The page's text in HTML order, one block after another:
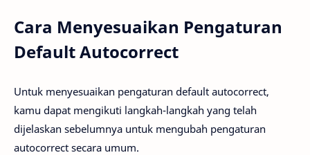
Cara Menyesuaikan Pengaturan
Default Autocorrect
Untuk menyesuaikan pengaturan default autocorrect,
kamu dapat mengikuti langkah-langkah yang telah
dijelaskan sebelumnya untuk mengubah pengaturan
autocorrect secara umum.